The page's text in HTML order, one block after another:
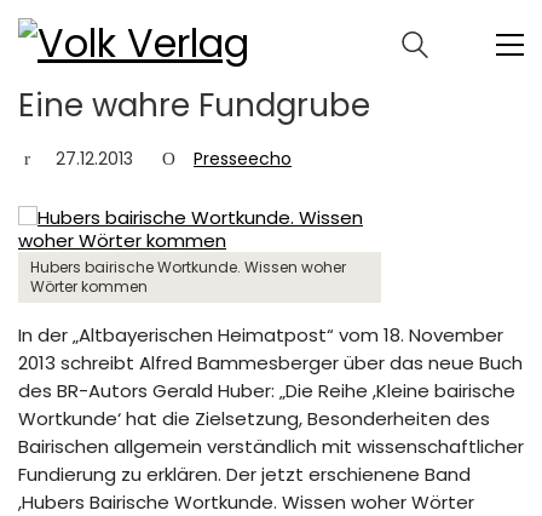
Eine wahre Fundgrube
27.12.2013 Presseecho
Hubers bairische Wortkunde. Wissen woher
Wörter kommen
In der „Altbayerischen Heimatpost“ vom 18. November
2013 schreibt Alfred Bammesberger über das neue Buch
des BR-Autors Gerald Huber: „Die Reihe ,Kleine bairische
Wortkunde‘ hat die Zielsetzung, Besonderheiten des
Bairischen allgemein verständlich mit wissenschaftlicher
Fundierung zu erklären. Der jetzt erschienene Band
,Hubers Bairische Wortkunde. Wissen woher Wörter